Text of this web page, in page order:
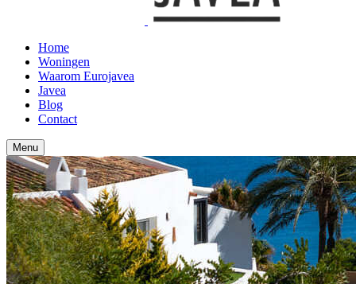
Home
Woningen
Waarom Eurojavea
Javea
Blog
Contact
Menu